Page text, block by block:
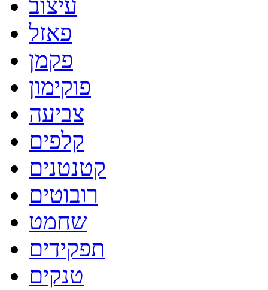
עיצוב
פאזל
פקמן
פוקימון
צביעה
קלפים
קטנטנים
רובוטים
שחמט
תפקידים
טנקים